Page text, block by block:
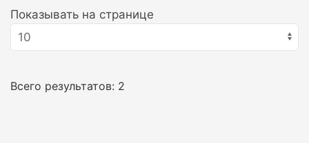
Показывать на странице
Всего результатов: 2